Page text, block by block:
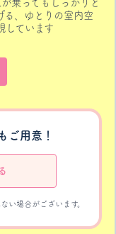
乗ってもしっかりと
る、ゆとりの室内空
しています
ご用意！
い場合がございます。